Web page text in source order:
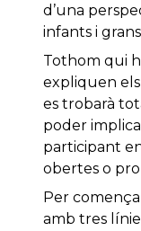
d’una
infants i
Tothom qui
expliquen
es trobarà
poder
participant
obertes o
Per
amb tres